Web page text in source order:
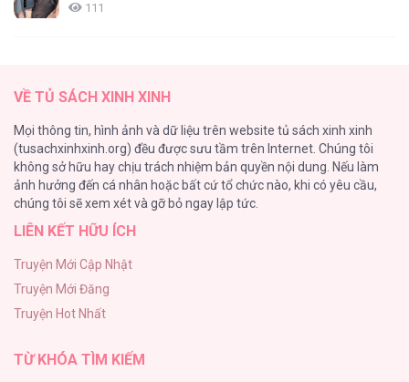
111
98
TUYỂN TẬP: TRAI CÓ LỒN
92
Kiếp Này Ta Sẽ Trở Thành Gia Chủ
Vết Tích Của Ánh Dương
89
VỀ TỦ SÁCH XINH XINH
Mọi thông tin, hình ảnh và dữ liệu trên website tủ sách xinh xinh
(tusachxinhxinh.org) đều được sưu tầm trên Internet. Chúng tôi
không sở hữu hay chịu trách nhiệm bản quyền nội dung. Nếu làm
ảnh hưởng đến cá nhân hoặc bất cứ tổ chức nào, khi có yêu cầu,
chúng tôi sẽ xem xét và gỡ bỏ ngay lập tức.
LIÊN KẾT HỮU ÍCH
Truyện Mới Cập Nhật
Truyện Mới Đăng
Truyện Hot Nhất
TỪ KHÓA TÌM KIẾM